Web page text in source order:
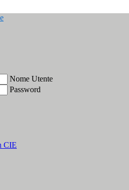
Nome Utente
Password
CIE